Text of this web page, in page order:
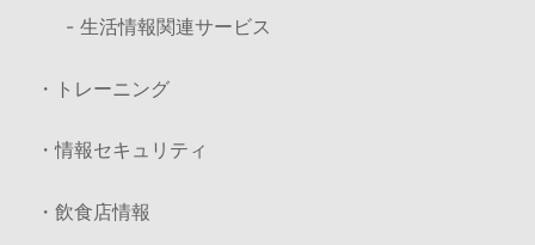
- 生活情報関連サービス
・トレーニング
・情報セキュリティ
・飲食店情報